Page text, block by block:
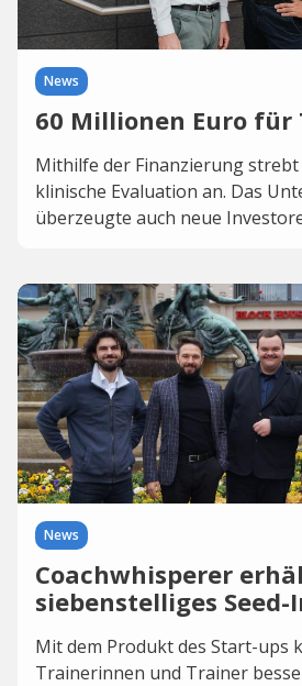
News
60 Millionen Euro für
Mithilfe der Finanzierung
klinische Evaluation an. Das
überzeugte auch neue
News
Coachwhisperer
siebenstelliges
Mit dem Produkt des Start-ups
Trainerinnen und Trainer